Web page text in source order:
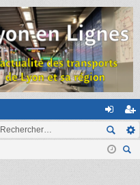
on
ne
ns
cri